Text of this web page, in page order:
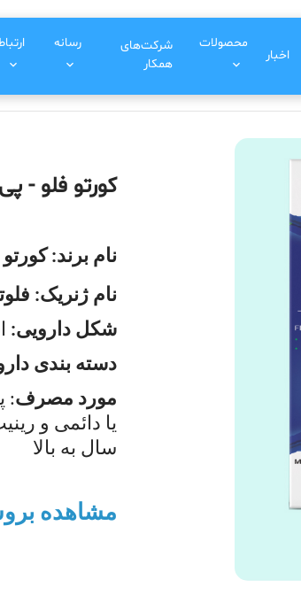
اخبار
محصولات
شرکت‌های
همکار
رسانه
کورتو فلو -
نام برند:
نام ژنریک: فلوتیکازون
شکل دارویی:
دسته بندی
مورد مصرف:
سال به بالا
مشاهده